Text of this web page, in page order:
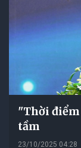
"Thời điểm
tầm
23/10/2025 04:28